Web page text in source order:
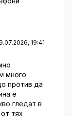
19:41
много
против да
е
гледат в
тях